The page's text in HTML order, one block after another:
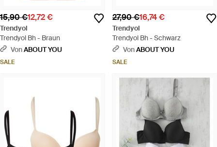
15,90 €12,72 €
Trendyol
Trendyol Bh - Braun
VonABOUT YOU
SALE
27,90 €16,74 €
Trendyol
Trendyol Bh - Schwarz
VonABOUT YOU
SALE